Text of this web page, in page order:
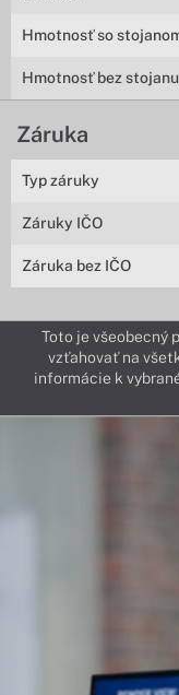
Hmotnosť so
Hmotnosť bez stojanu
Záruka
Typ záruky
Záruky IČO
Záruka bez IČO
Toto je všeobecný
vzťahovať na
informácie k